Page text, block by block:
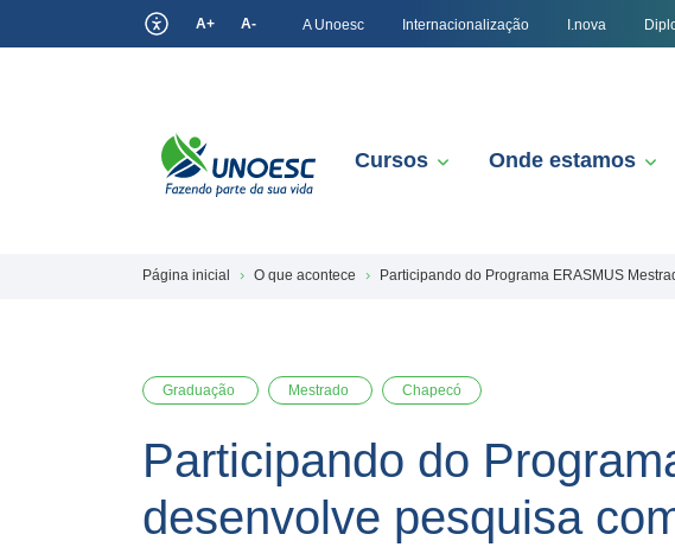
A+ A- A Unoesc Internacionalização I.nova
Cursos Onde estamos
Página inicial O que acontece Participando do Programa ERASMUS
Graduação Mestrado Chapecó
Participando do
desenvolve pesquisa